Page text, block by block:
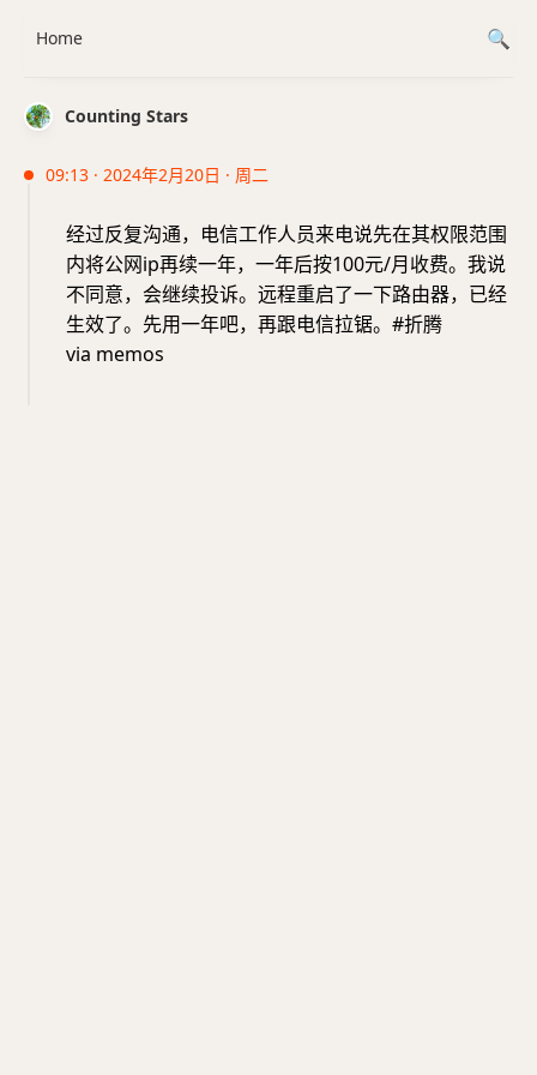
Counting Stars
09:13 · 2024年2月20日 · 周二
经过反复沟通，电信工作人员来电说先在其权限范围
内将公网ip再续一年，一年后按100元/月收费。我说
不同意，会继续投诉。远程重启了一下路由器，已经
生效了。先用一年吧，再跟电信拉锯。#折腾
via memos
Home